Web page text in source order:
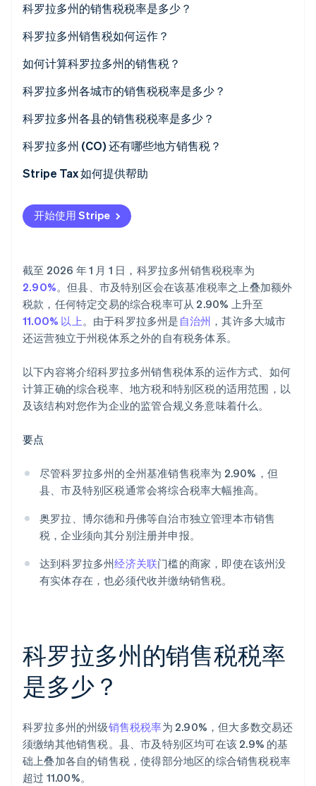
Stripe Sessions 2026
了解 Stripe 如何为 AI 构建经济基础设施。
立即观看
科罗拉多州的销售税税率是多少？
科罗拉多州销售税如何运作？
税费征收主体
应税范围
经济关联门槛
如何计算科罗拉多州的销售税？
科罗拉多州各城市的销售税税率是多少？
科罗拉多州各县的销售税税率是多少？
科罗拉多州 (CO) 还有哪些地方销售税？
2026 年科罗拉多州销售税率范围
Stripe Tax 如何提供帮助
开始使用 Stripe
截至 2026 年 1 月 1 日，科罗拉多州销售税税率为
2.90%。但县、市及特别区会在该基准税率之上叠加额外
税款，任何特定交易的综合税率可从 2.90% 上升至
11.00% 以上。由于科罗拉多州是 自治州 ，其许多大城市
还运营独立于州税体系之外的自有税务体系。
以下内容将介绍科罗拉多州销售税体系的运作方式、如何
计算正确的综合税率、地方税和特别区税的适用范围，以
及该结构对您作为企业的监管合规义务意味着什么。
要点
尽管科罗拉多州的全州基准销售税率为 2.90%，但
县、市及特别区税通常会将综合税率大幅推高。
奥罗拉、博尔德和丹佛等自治市独立管理本市销售
税，企业须向其分别注册并申报。
达到科罗拉多州经济关联门槛的商家，即使在该州没
有实体存在，也必须代收并缴纳销售税。
科罗拉多州的销售税税率
是多少？
科罗拉多州的州级销售税税率为 2.90%，但大多数交易还
须缴纳其他销售税。县、市及特别区均可在该 2.9% 的基
础上叠加各自的销售税，使得部分地区的综合销售税税率
超过 11.00%。